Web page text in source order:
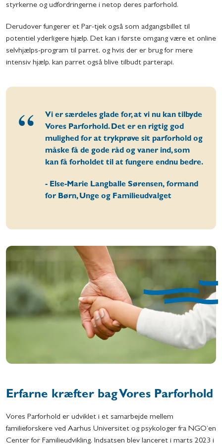
styrkerne og udfordringerne i netop deres parforhold.
Derudover fungerer et Par-tjek også som adgangsbillet til
potentiel yderligere hjælp. Det kan i første omgang være et online
selvhjælps-program til parret, og hvis der er brug for mere
intensiv hjælp, kan parret også blive tilbudt parterapi.
Vi er særdeles glade for, at vi nu kan tilbyde
Vores Parforhold. Det er en rigtig god
mulighed for at trykprøve sit parforhold og
måske få de gode råd og vaner ind, som
kan få forholdet til at fungere endnu bedre.
- Else-Marie Langballe Sørensen, formand
for Børn, Unge og Familieudvalget
Erfarne kræfter bag Vores Parforhold
Vores Parforhold er udviklet i et samarbejde mellem
familieforskere ved Aarhus Universitet og psykologer fra NGO’en
Center for Familieudvikling. Indsatsen blev lanceret i marts 2023 i